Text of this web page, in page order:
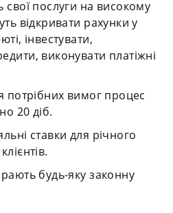
свої послуги на високому
відкривати рахунки у
інвестувати,
виконувати платіжні
потрібних вимог процес
20 діб.
ставки для річного
будь-яку законну